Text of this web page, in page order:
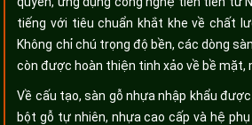
tiếng với tiêu chuẩn khắt khe về chất
Không chỉ chú trọng độ bền, các dòng
còn được hoàn thiện tinh xảo về bề mặt,
Về cấu tạo, sàn gỗ nhựa nhập khẩu
bột gỗ tự nhiên, nhựa cao cấp và hệ